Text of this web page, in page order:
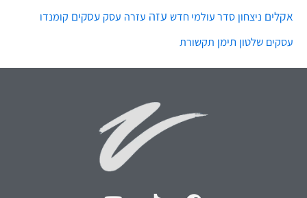
אקלים ניצחון סדר עולמי חדש עזה עזרה עסק עסקים קומנדו
עסקים שלטון תימן תקשורת